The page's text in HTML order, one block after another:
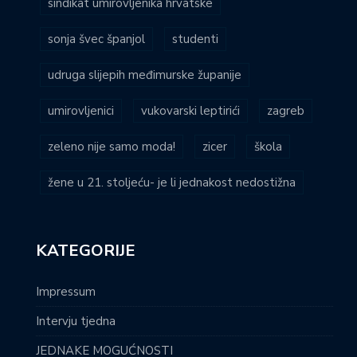
sindikat umirovljenika hrvatske
sonja švec španjol studenti
udruga slijepih međimurske županije
umirovljenici vukovarski leptirići zagreb
zeleno nije samo moda! zicer škola
žene u 21. stoljeću- je li jednakost nedostižna
KATEGORIJE
Impressum
Intervju tjedna
JEDNAKE MOGUĆNOSTI